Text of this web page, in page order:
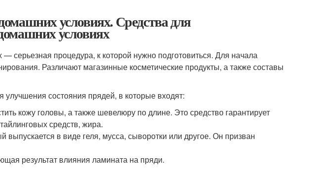
условиях. Средства для
условиях
серьезная процедура, к которой нужно подготовиться. Для начала
Различают магазинные косметические продукты, а также составы
состояния прядей, в которые входят:
кожу головы, а также шевелюру по длине. Это средство гарантирует
средств, жира.
в виде геля, мусса, сыворотки или другое. Он призван
результат влияния ламината на пряди.